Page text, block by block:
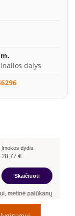
dalys
Įmokos dydis
28,77 €
Skaičiuoti
palūkanų norma –